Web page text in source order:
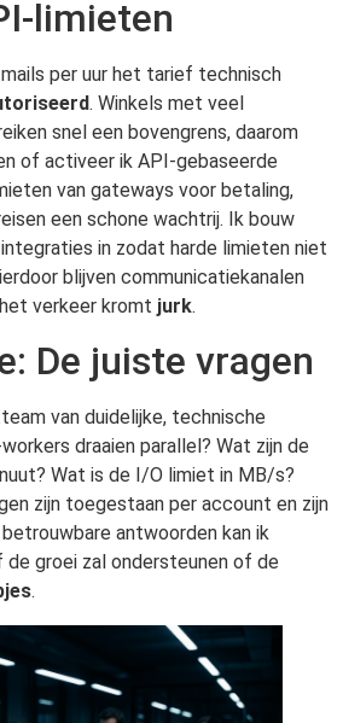
limieten
per uur het tarief technisch
. Winkels met veel
snel een bovengrens, daarom
of activeer ik API-gebaseerde
van gateways voor betaling,
een schone wachtrij. Ik bouw
in zodat harde limieten niet
blijven communicatiekanalen
verkeer kromt jurk.
De juiste vragen
van duidelijke, technische
draaien parallel? Wat zijn de
Wat is de I/O limiet in MB/s?
zijn toegestaan per account en zijn
antwoorden kan ik
groei zal ondersteunen of de
.